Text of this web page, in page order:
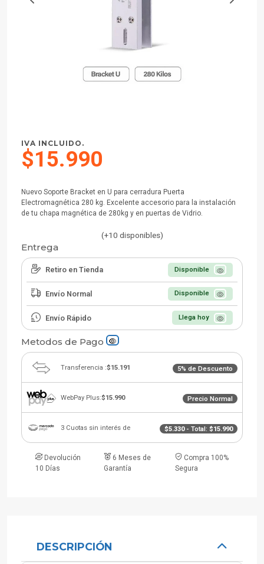
IVA INCLUIDO.
$15.990
Nuevo Soporte Bracket en U para cerradura Puerta
Electromagnética 280 kg. Excelente accesorio para la instalación
de tu chapa magnética de 280kg y en puertas de Vidrio.
(+10 disponibles)
Entrega
Retiro en Tienda Disponible
Envío Normal Disponible
Envío Rápido Llega hoy
Metodos de Pago
Transferencia :$15.191 5% de Descuento
WebPay Plus:$15.990 Precio Normal
3 Cuotas sin interés de $5.330- Total: $15.990
Devolución
10 Días
6 Meses de
Garantía
Compra 100%
Segura
DESCRIPCIÓN